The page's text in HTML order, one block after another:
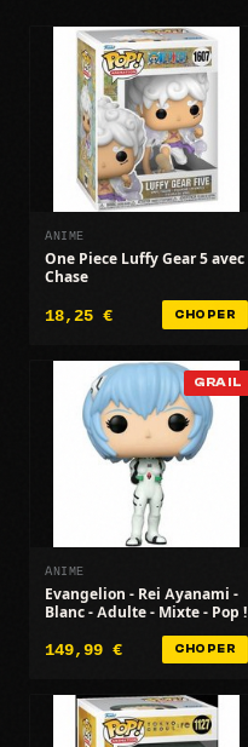
ANIME
One Piece Luffy Gear 5 avec
Chase
18,25 € CHOPER
GRAIL
ANIME
Evangelion - Rei Ayanami -
Blanc - Adulte - Mixte - Pop !
149,99 € CHOPER